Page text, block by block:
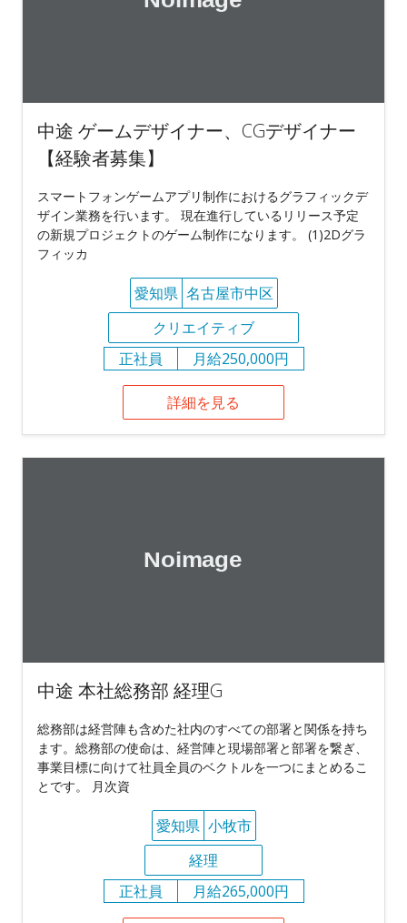
中途 ゲームデザイナー、CGデザイナー
【経験者募集】
スマートフォンゲームアプリ制作におけるグラフィックデ
ザイン業務を行います。 現在進行しているリリース予定
の新規プロジェクトのゲーム制作になります。 (1)2Dグラ
フィッカ
愛知県 名古屋市中区
クリエイティブ
正社員
月給250,000円
詳細を見る
中途 本社総務部 経理G
総務部は経営陣も含めた社内のすべての部署と関係を持ち
ます。総務部の使命は、経営陣と現場部署と部署を繋ぎ、
事業目標に向けて社員全員のベクトルを一つにまとめるこ
とです。 月次資
愛知県 小牧市
経理
正社員
月給265,000円